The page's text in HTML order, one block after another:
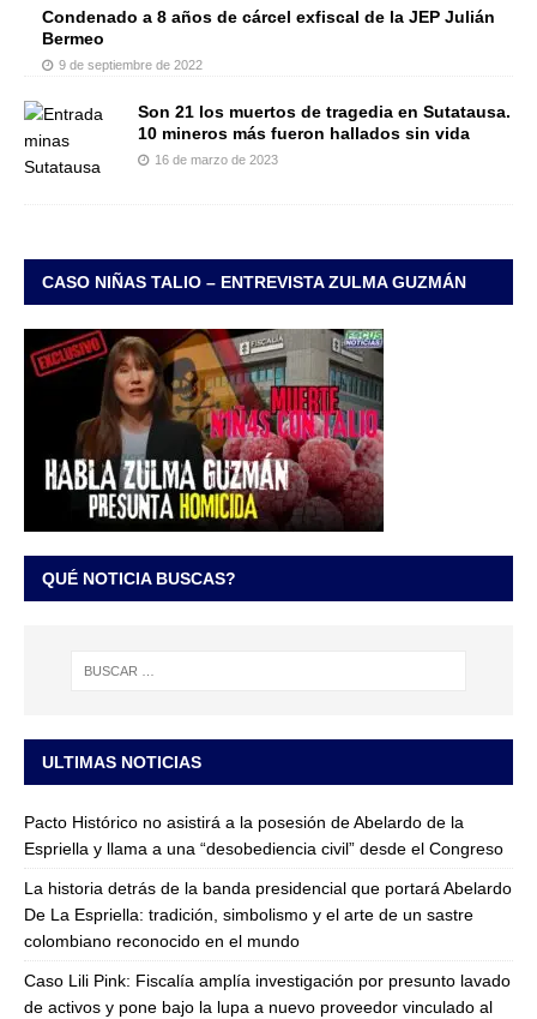
Condenado a 8 años de cárcel exfiscal de la JEP Julián
Bermeo
9 de septiembre de 2022
Son 21 los muertos de tragedia en Sutatausa.
10 mineros más fueron hallados sin vida
16 de marzo de 2023
CASO NIÑAS TALIO – ENTREVISTA ZULMA GUZMÁN
QUÉ NOTICIA BUSCAS?
ULTIMAS NOTICIAS
Pacto Histórico no asistirá a la posesión de Abelardo de la
Espriella y llama a una “desobediencia civil” desde el Congreso
La historia detrás de la banda presidencial que portará Abelardo
De La Espriella: tradición, simbolismo y el arte de un sastre
colombiano reconocido en el mundo
Caso Lili Pink: Fiscalía amplía investigación por presunto lavado
de activos y pone bajo la lupa a nuevo proveedor vinculado al